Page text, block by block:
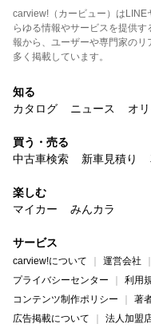
carview!（カービュー）はLINE
らゆる情報やサービスを提供
報から、ユーザーや専門家の
多く掲載しています。
知る
カタログ
ニュース オ
買う・売る
中古車検索
新車見積り
楽しむ
マイカー
みんカラ
サービス
carview!について 運営会社
プライバシーセンター
利用
コンテンツ制作ポリシー
著
広告掲載について
法人加盟